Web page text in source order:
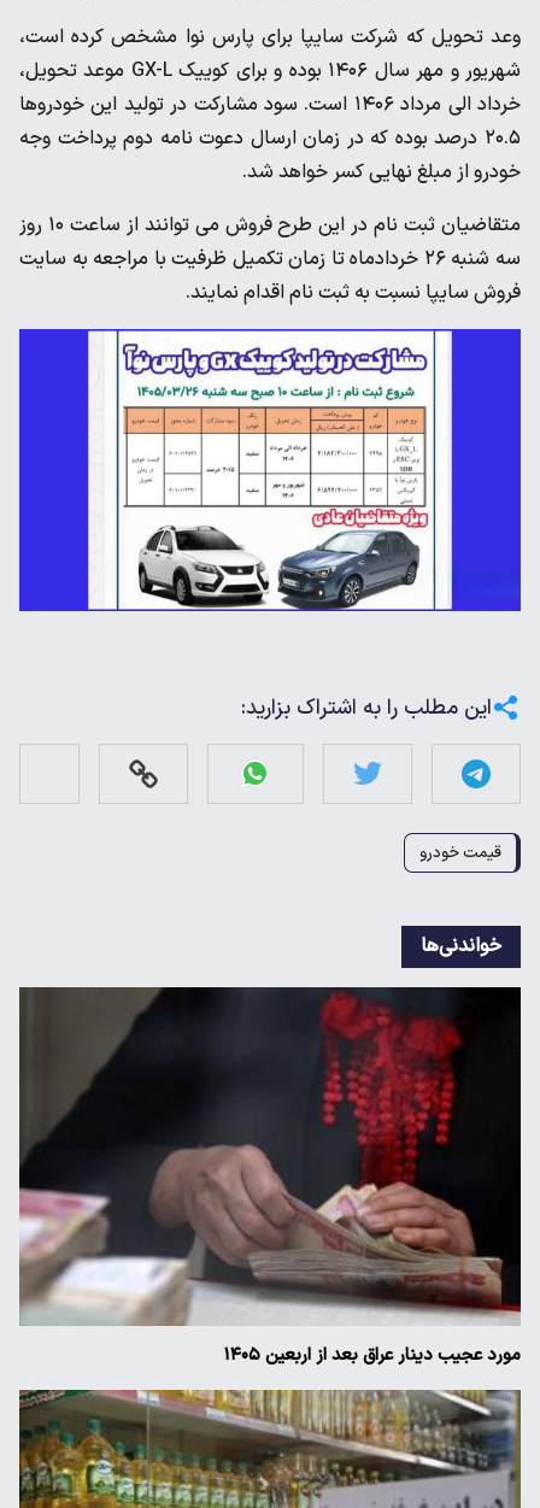
وعد تحویل که شرکت سایپا برای پارس نوا مشخص کرده است،
شهریور و مهر سال ۱۴۰۶ بوده و برای کوییک GX-L موعد تحویل،
خرداد الی مرداد ۱۴۰۶ است. سود مشارکت در تولید این خودروها
۲۰.۵ درصد بوده که در زمان ارسال دعوت نامه دوم پرداخت وجه
خودرو از مبلغ نهایی کسر خواهد شد.
متقاضیان ثبت نام در این طرح فروش می توانند از ساعت ۱۰ روز
سه شنبه ۲۶ خردادماه تا زمان تکمیل ظرفیت با مراجعه به سایت
فروش سایپا نسبت به ثبت نام اقدام نمایند.
این مطلب را به اشتراک بزارید:
قیمت خودرو
خواندنی‌ها
مورد عجیب دینار عراق بعد از اربعین ۱۴۰۵